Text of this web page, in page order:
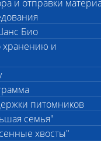
и отправки
Био
хранению и
питомников
семья"
хвосты"
4 500 нет